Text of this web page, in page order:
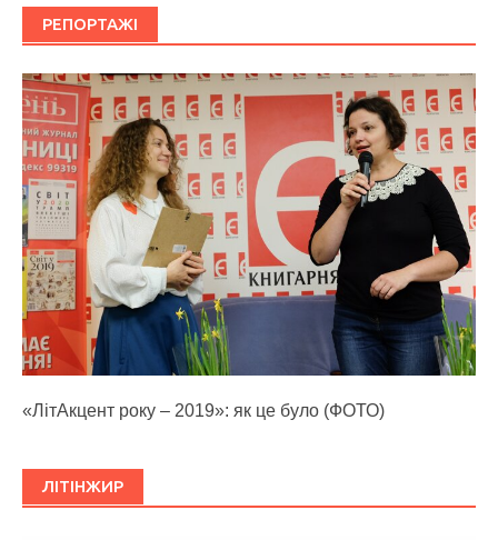
РЕПОРТАЖІ
«ЛітАкцент року – 2019»: як це було (ФОТО)
ЛІТІНЖИР